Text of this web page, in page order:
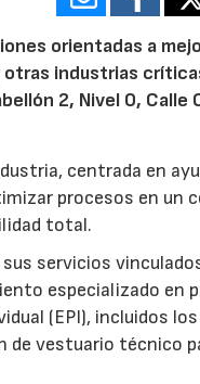
orientadas a
industrias
2, Nivel 0, Calle
centrada en
procesos en un
total.
servicios
especializado en
(EPI), incluidos
de vestuario técnico